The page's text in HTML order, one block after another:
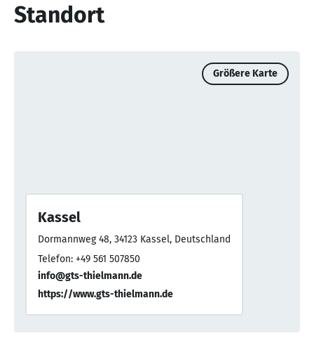
Standort
Größere Karte
Kassel
Dormannweg 48, 34123 Kassel, Deutschland
Telefon: +49 561 507850
info@gts-thielmann.de
https://www.gts-thielmann.de